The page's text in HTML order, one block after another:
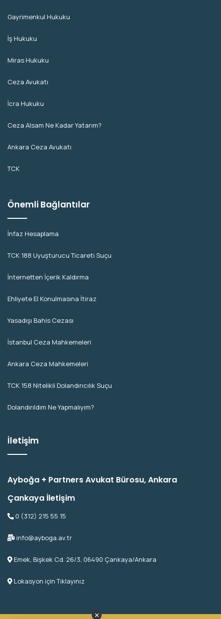
Gayrimenkul Hukuku
İş Hukuku
Miras Hukuku
Ceza Avukatı
İcra Hukuku
Ceza Alsam Ne Kadar Yatarım?
Ankara Ceza Avukatı
TCK
Önemli Bağlantılar
İnfaz Hesaplama
TCK 188 Uyuşturucu Ticareti Suçu
İnternetten İçerik Kaldırma
Ehliyete El Konulmasına İtiraz
Yasadışı Bahis Cezası
İstanbul Ceza Mahkemeleri
Ankara Ceza Mahkemeleri
TCK 158 Nitelikli Dolandırıcılık Suçu
Dolandırıldım Ne Yapmalıyım?
İletişim
Ayboğa + Partners Avukat Bürosu, Ankara
Çankaya İletişim
0 (312) 215 55 15
info@ayboga.av.tr
Emek, Bişkek Cd. 26/3, 06490 Çankaya/Ankara
Lokasyon için Tıklayınız
✕